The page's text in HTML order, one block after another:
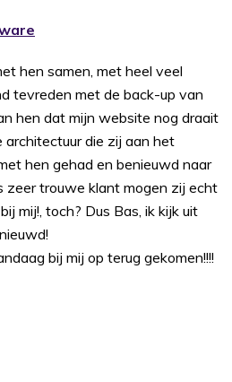
hen samen, met heel veel
tevreden met de back-up van
hen dat mijn website nog draait
die zij aan het
hen gehad en benieuwd naar
zeer trouwe klant mogen zij echt
mij!, toch? Dus Bas, ik kijk uit
bij mij op terug gekomen!!!!